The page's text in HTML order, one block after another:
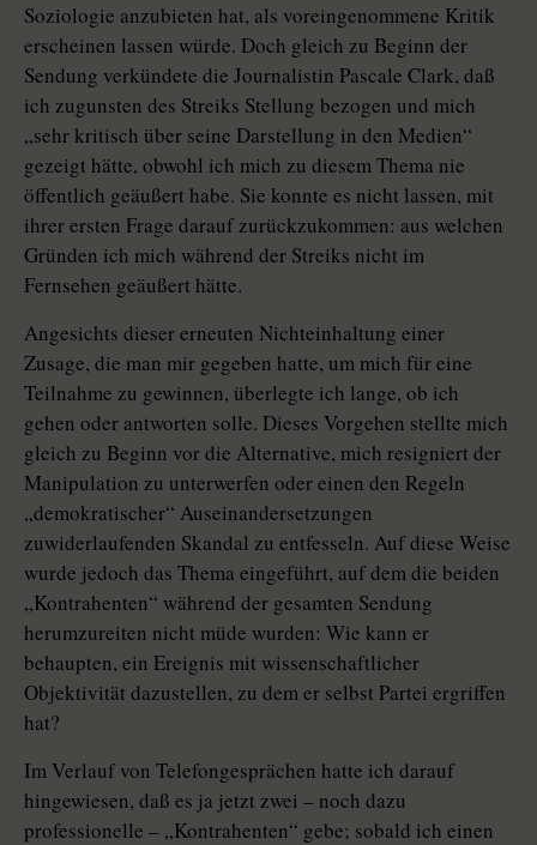
Soziologie anzubieten hat, als voreingenommene Kritik
erscheinen lassen würde. Doch gleich zu Beginn der
Sendung verkündete die Journalistin Pascale Clark, daß
ich zugunsten des Streiks Stellung bezogen und mich
„sehr kritisch über seine Darstellung in den Medien“
gezeigt hätte, obwohl ich mich zu diesem Thema nie
öffentlich geäußert habe. Sie konnte es nicht lassen, mit
ihrer ersten Frage darauf zurückzukommen: aus welchen
Gründen ich mich während der Streiks nicht im
Fernsehen geäußert hätte.
Angesichts dieser erneuten Nichteinhaltung einer
Zusage, die man mir gegeben hatte, um mich für eine
Teilnahme zu gewinnen, überlegte ich lange, ob ich
gehen oder antworten solle. Dieses Vorgehen stellte mich
gleich zu Beginn vor die Alternative, mich resigniert der
Manipulation zu unterwerfen oder einen den Regeln
„demokratischer“ Auseinandersetzungen
zuwiderlaufenden Skandal zu entfesseln. Auf diese Weise
wurde jedoch das Thema eingeführt, auf dem die beiden
„Kontrahenten“ während der gesamten Sendung
herumzureiten nicht müde wurden: Wie kann er
behaupten, ein Ereignis mit wissenschaftlicher
Objektivität dazustellen, zu dem er selbst Partei ergriffen
hat?
Im Verlauf von Telefongesprächen hatte ich darauf
hingewiesen, daß es ja jetzt zwei – noch dazu
professionelle – „Kontrahenten“ gebe; sobald ich einen